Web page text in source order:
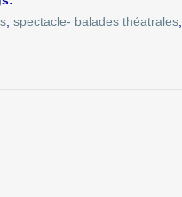
, spectacle- balades théatrales,